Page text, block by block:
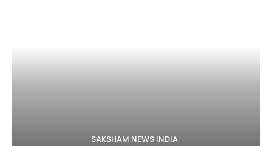
SAKSHAM NEWS INDIA